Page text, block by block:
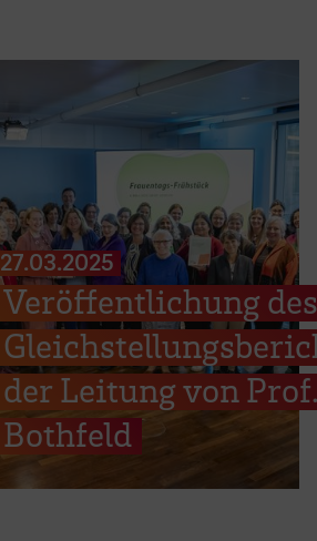
27.03.2025
Veröffentlichung
der Leitung von
Bothfeld